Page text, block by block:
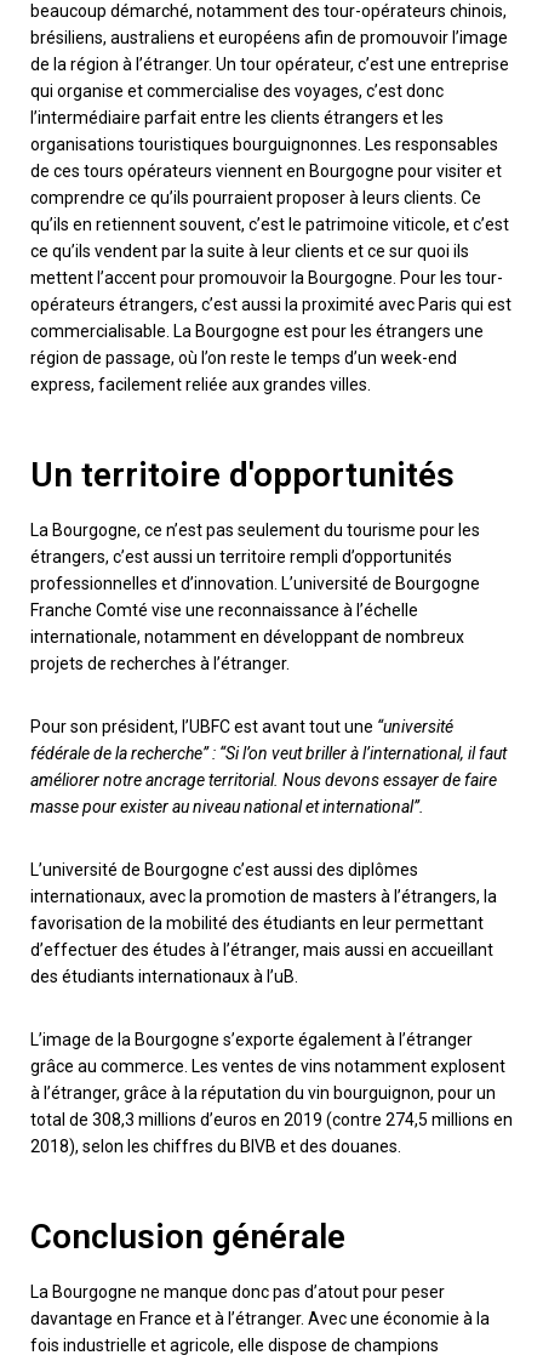
beaucoup démarché, notamment des tour-opérateurs chinois,
brésiliens, australiens et européens afin de promouvoir l’image
de la région à l’étranger. Un tour opérateur, c’est une entreprise
qui organise et commercialise des voyages, c’est donc
l’intermédiaire parfait entre les clients étrangers et les
organisations touristiques bourguignonnes. Les responsables
de ces tours opérateurs viennent en Bourgogne pour visiter et
comprendre ce qu’ils pourraient proposer à leurs clients. Ce
qu’ils en retiennent souvent, c’est le patrimoine viticole, et c’est
ce qu’ils vendent par la suite à leur clients et ce sur quoi ils
mettent l’accent pour promouvoir la Bourgogne. Pour les tour-
opérateurs étrangers, c’est aussi la proximité avec Paris qui est
commercialisable. La Bourgogne est pour les étrangers une
région de passage, où l’on reste le temps d’un week-end
express, facilement reliée aux grandes villes.
Un territoire d'opportunités
La Bourgogne, ce n’est pas seulement du tourisme pour les
étrangers, c’est aussi un territoire rempli d’opportunités
professionnelles et d’innovation. L’université de Bourgogne
Franche Comté vise une reconnaissance à l’échelle
internationale, notamment en développant de nombreux
projets de recherches à l’étranger.
Pour son président, l’UBFC est avant tout une “université
fédérale de la recherche” : “Si l’on veut briller à l’international, il faut
améliorer notre ancrage territorial. Nous devons essayer de faire
masse pour exister au niveau national et international”.
L’université de Bourgogne c’est aussi des diplômes
internationaux, avec la promotion de masters à l’étrangers, la
favorisation de la mobilité des étudiants en leur permettant
d’effectuer des études à l’étranger, mais aussi en accueillant
des étudiants internationaux à l’uB.
L’image de la Bourgogne s’exporte également à l’étranger
grâce au commerce. Les ventes de vins notamment explosent
à l’étranger, grâce à la réputation du vin bourguignon, pour un
total de 308,3 millions d’euros en 2019 (contre 274,5 millions en
2018), selon les chiffres du BIVB et des douanes.
Conclusion générale
La Bourgogne ne manque donc pas d’atout pour peser
davantage en France et à l’étranger. Avec une économie à la
fois industrielle et agricole, elle dispose de champions